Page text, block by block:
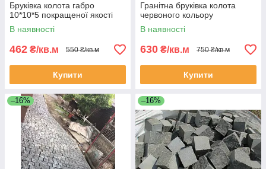
Бруківка колота габро
10*10*5 покращеної якості
В наявності
462 ₴/кв.м 550 ₴/кв.м
Купити
Гранітна бруківка колота
червоного кольору
В наявності
630 ₴/кв.м 750 ₴/кв.м
Купити
–16% –16%